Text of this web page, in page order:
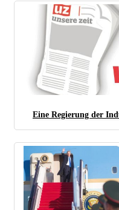
Eine Regierung der